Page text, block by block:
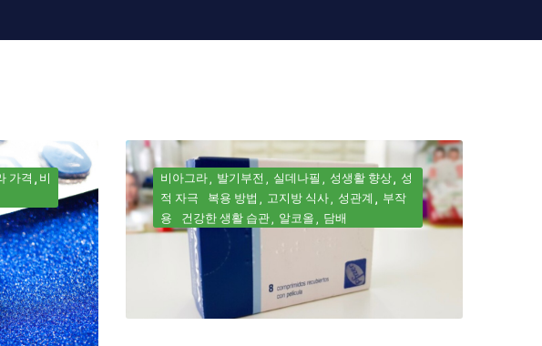
가격
비
비아그라 발기부전 실데나필 성생활 향상
성
적 자극
복용 방법 고지방 식사 성관계
부작
용
건강한 생활 습관 알코올 담배